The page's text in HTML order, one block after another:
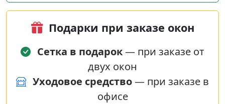
Подарки при заказе окон
Сетка в подарок— при заказе от
двух окон
Уходовое средство— при заказе в
офисе